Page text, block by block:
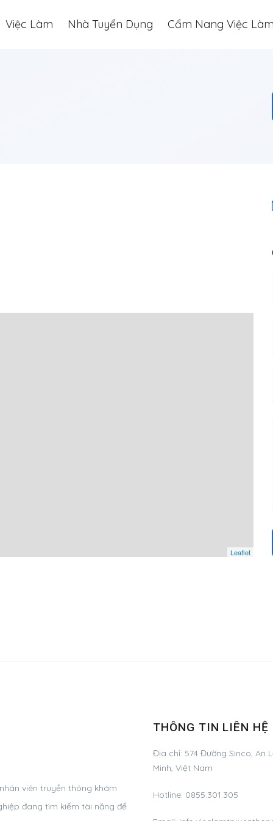
Việc Làm Nhà Tuyển Dụng Cẩm Nang Việc
Leaflet
viên truyền thông khám
đang tìm kiếm tài năng để
THÔNG TIN LIÊN HỆ
Địa chỉ: 574 Đường Sinco, An
Minh, Việt Nam
Hotline: 0855.301.305